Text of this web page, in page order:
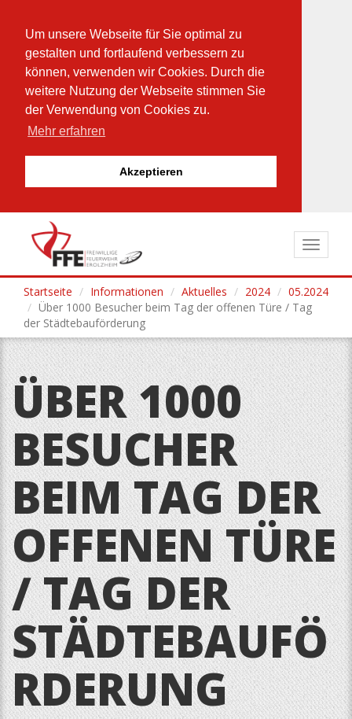
Um unsere Webseite für Sie optimal zu
gestalten und fortlaufend verbessern zu
können, verwenden wir Cookies. Durch die
weitere Nutzung der Webseite stimmen Sie
der Verwendung von Cookies zu.
Mehr erfahren
Akzeptieren
Toggle
Startseite
Informationen Aktuelles 2024
05.2024
Über 1000 Besucher beim Tag der offenen Türe / Tag
der Städtebauförderung
ÜBER 1000
BESUCHER
BEIM TAG DER
OFFENEN TÜRE
/ TAG DER
STÄDTEBAUFÖ
RDERUNG